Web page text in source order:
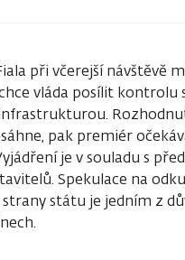
při včerejší návštěvě
vláda posílit kontrolu
pak premiér
je v souladu s
Spekulace na
státu je jedním z